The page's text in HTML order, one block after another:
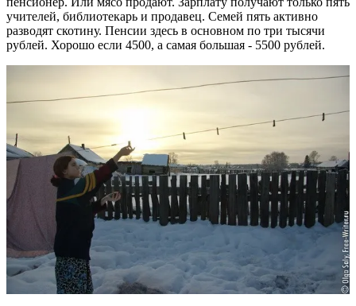
учителей, библиотекарь и продавец. Семей пять активно
разводят скотину. Пенсии здесь в основном по три тысячи
рублей. Хорошо если 4500, а самая большая - 5500 рублей.